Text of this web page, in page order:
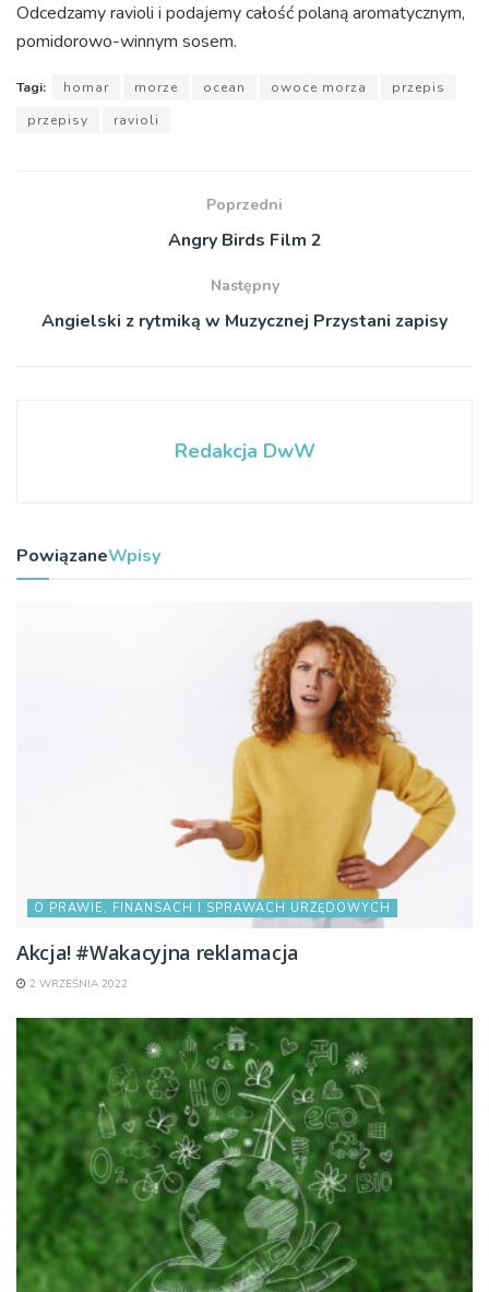
Odcedzamy ravioli i podajemy całość polaną aromatycznym,
pomidorowo-winnym sosem.
Tagi: homar morze ocean owoce morza
przepis
przepisy
ravioli
Poprzedni
Angry Birds Film 2
Następny
Angielski z rytmiką w Muzycznej Przystani zapisy
Redakcja DwW
PowiązaneWpisy
O PRAWIE, FINANSACH I SPRAWACH URZĘDOWYCH
Akcja! #Wakacyjna reklamacja
2 WRZEŚNIA 2022